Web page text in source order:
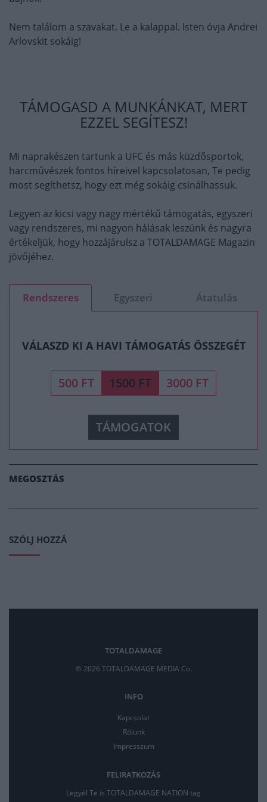
Nem találom a szavakat. Le a kalappal. Isten óvja Andrei
Arlovskit sokáig!
TÁMOGASD A MUNKÁNKAT, MERT
EZZEL SEGÍTESZ!
Mi naprakészen tartunk a UFC és más küzdősportok,
harcművészek fontos híreivel kapcsolatosan, Te pedig
most segíthetsz, hogy ezt még sokáig csinálhassuk.
Legyen az kicsi vagy nagy mértékű támogatás, egyszeri
vagy rendszeres, mi nagyon hálásak leszünk és nagyra
értékeljük, hogy hozzájárulsz a TOTALDAMAGE Magazin
jövőjéhez.
Rendszeres Egyszeri Átatulás
VÁLASZD KI A HAVI TÁMOGATÁS ÖSSZEGÉT
500 FT 1500 FT 3000 FT
TÁMOGATOK
MEGOSZTÁS
SZÓLJ HOZZÁ
TOTALDAMAGE
© 2026 TOTALDAMAGE MEDIA Co.
INFO
Kapcsolat
Rólunk
Impresszum
FELIRATKOZÁS
Legyél Te is TOTALDAMAGE NATION tag